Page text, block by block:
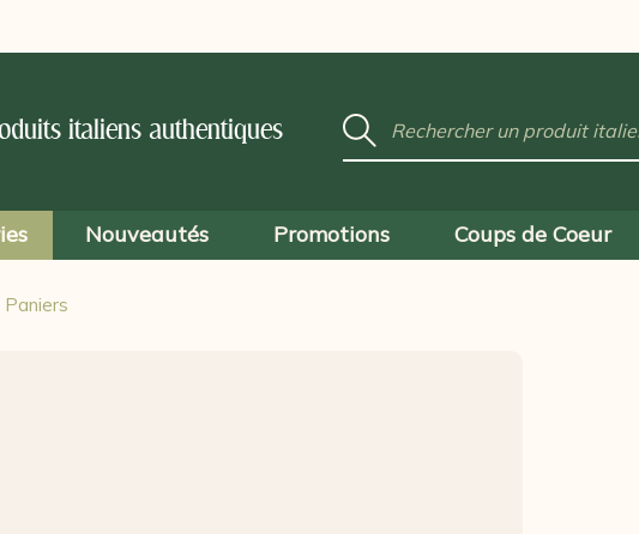
italiens authentiques
Mot
clé
Nouveautés Promotions Coups de Coeur
Paniers